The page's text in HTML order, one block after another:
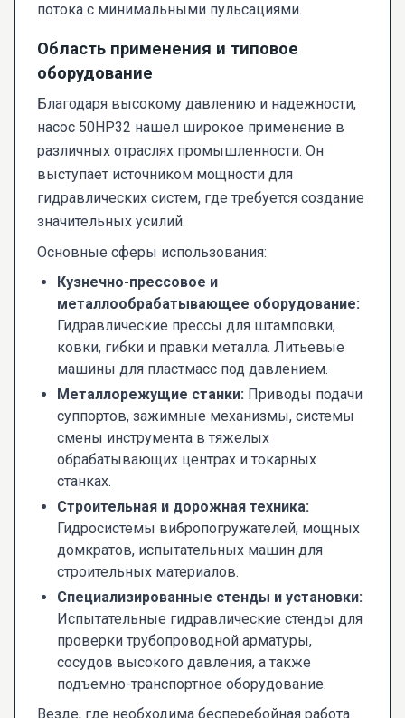
потока с минимальными пульсациями.
Область применения и типовое
оборудование
Благодаря высокому давлению и надежности,
насос 50НР32 нашел широкое применение в
различных отраслях промышленности. Он
выступает источником мощности для
гидравлических систем, где требуется создание
значительных усилий.
Основные сферы использования:
Кузнечно-прессовое и
металлообрабатывающее оборудование:
Гидравлические прессы для штамповки,
ковки, гибки и правки металла. Литьевые
машины для пластмасс под давлением.
Металлорежущие станки: Приводы подачи
суппортов, зажимные механизмы, системы
смены инструмента в тяжелых
обрабатывающих центрах и токарных
станках.
Строительная и дорожная техника:
Гидросистемы вибропогружателей, мощных
домкратов, испытательных машин для
строительных материалов.
Специализированные стенды и установки:
Испытательные гидравлические стенды для
проверки трубопроводной арматуры,
сосудов высокого давления, а также
подъемно-транспортное оборудование.
Везде, где необходима бесперебойная работа